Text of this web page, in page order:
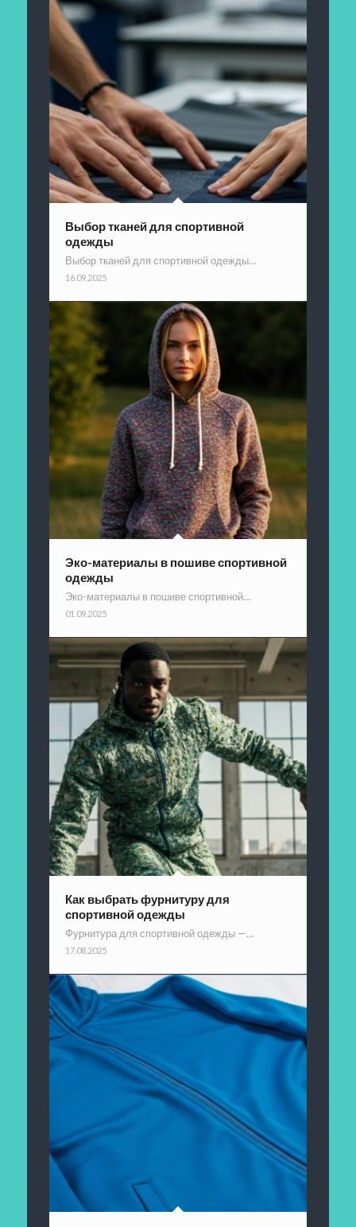
Выбор тканей для спортивной
одежды
Выбор тканей для спортивной одежды…
16.09.2025
Эко-материалы в пошиве спортивной
одежды
Эко-материалы в пошиве спортивной…
01.09.2025
Как выбрать фурнитуру для
спортивной одежды
Фурнитура для спортивной одежды —…
17.08.2025